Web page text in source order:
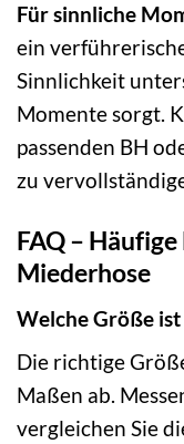
Für sinnliche
ein
Sinnlichkeit
Momente sorgt.
passenden BH
zu
FAQ –
Miederhose
Welche Größe
Die richtige
Maßen ab.
vergleichen Sie